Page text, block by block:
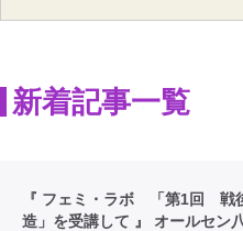
新着記事一覧
『 フェミ・ラボ 「第1回 戦
造」を受講して 』 オールセン